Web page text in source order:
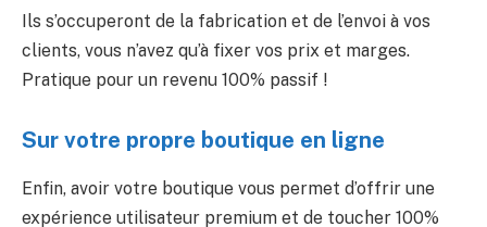
Ils s’occuperont de la fabrication et de l’envoi à vos
clients, vous n’avez qu’à fixer vos prix et marges.
Pratique pour un revenu 100% passif !
Sur votre propre boutique en ligne
Enfin, avoir votre boutique vous permet d’offrir une
expérience utilisateur premium et de toucher 100%